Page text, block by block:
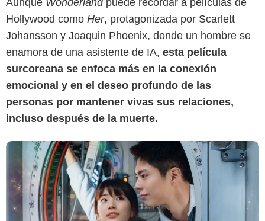
Aunque Wonderlandpuede recordar a películas de
Hollywood como Her, protagonizada por Scarlett
Johansson y Joaquin Phoenix, donde un hombre se
enamora de una asistente de IA, esta película
surcoreana se enfoca más en la conexión
emocional y en el deseo profundo de las
personas por mantener vivas sus relaciones,
incluso después de la muerte.
Netflix